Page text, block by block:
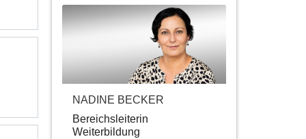
NADINE BECKER
Bereichsleiterin
Weiterbildung